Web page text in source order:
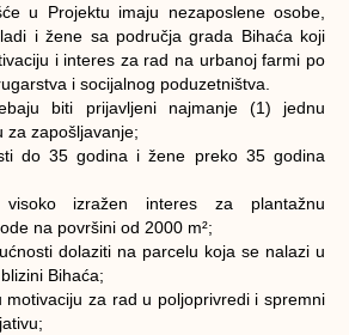
u Projektu imaju nezaposlene osobe,
i žene sa područja grada Bihaća koji
i interes za rad na urbanoj farmi po
i socijalnog poduzetništva.
biti prijavljeni najmanje (1) jednu
za zapošljavanje;
do 35 godina i žene preko 35 godina
izražen interes za plantažnu
na površini od 2000 m²;
dolaziti na parcelu koja se nalazi u
Bihaća;
motivaciju za rad u poljoprivredi i spremni